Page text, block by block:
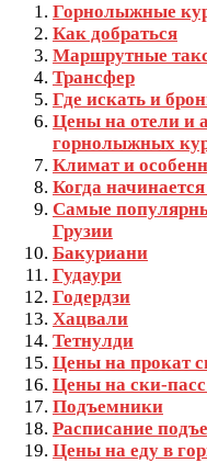
Горнолыжные
Как добраться
Маршрутные
Трансфер
Где искать и
Цены на отели и
горнолыжных
Климат и
Когда
Самые
Грузии
Бакуриани
Гудаури
Годердзи
Хацвали
Тетнулди
Цены на прокат
Цены на ски-пасс
Подъемники
Расписание
Цены на еду в